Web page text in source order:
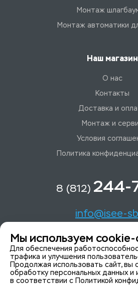
Монтаж
Монтаж автоматики
Наш магазин
О нас
Контакты
Доставка и
Монтаж и
Условия
Политика
8 (812) 244-
info@isee-
Светлановский пр-кт, д.
Мы в Telegam
Мы используем
Для обеспечения
трафика и улучшения
Продолжая использовать сайт, вы
обработку персональных данных и
в соответствии с Политикой